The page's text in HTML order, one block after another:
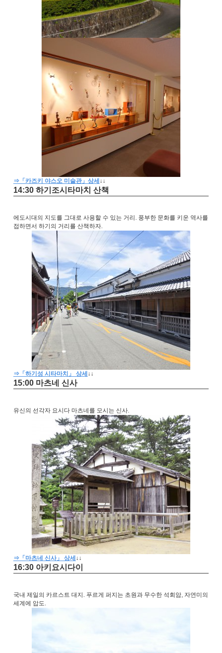
⇒「카즈키 야스오 미술관」상세 ↓↓
14:30 하기조시타마치 산책
에도시대의 지도를 그대로 사용할 수 있는 거리. 풍부한 문화를 키운 역사를
접하면서 하기의 거리를 산책하자.
⇒「하기성 시타마치」 상세 ↓↓
15:00 마츠네 신사
유신의 선각자 요시다 마츠네를 모시는 신사.
⇒「마츠네 신사」 상세 ↓↓
16:30 아키요시다이
국내 제일의 카르스트 대지. 푸르게 퍼지는 초원과 무수한 석회암, 자연미의
세계에 압도.